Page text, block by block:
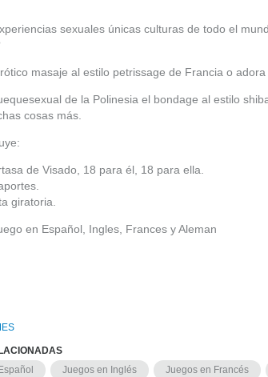
sexuales únicas culturas de todo el
masaje al estilo petrissage de Francia o
de la Polinesia el bondage al estilo
cosas más.
de Visado, 18 para él, 18 para ella.
giratoria.
en Español, Ingles, Frances y Aleman
Juegos en Inglés Juegos en Francés